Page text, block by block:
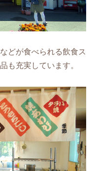
どが食べられる飲食ス
も充実しています。